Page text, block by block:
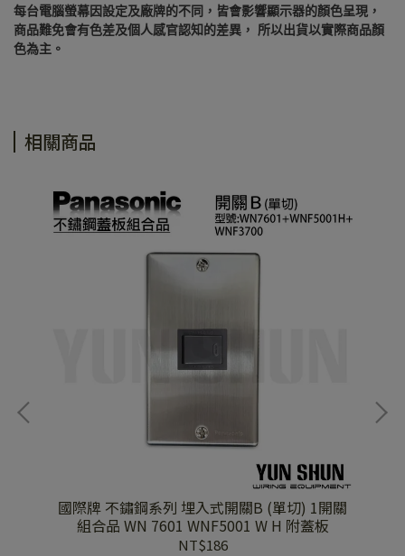
每台電腦螢幕因設定及廠牌的不同，皆會影響顯示器的顏色呈現，
商品難免會有色差及個人感官認知的差異， 所以出貨以實際商品顏
色為主。
相關商品
國際牌 不鏽鋼系列 埋入式開關B (單切) 1開關
組合品 WN 7601 WNF5001 W H 附蓋板
NT$186